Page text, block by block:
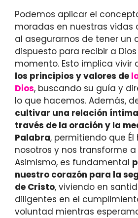
Podemos aplicar el
moradas en nuestras vidas
al asegurarnos de tener un
dispuesto para recibir a
momento. Esto implica vivir
los principios y valores de
Dios, buscando su guía y
lo que hacemos. Además,
cultivar una relación íntima
través de la oración y la
Palabra, permitiendo que Él
nosotros y nos transforme
Asimismo, es fundamental
nuestro corazón para la
de Cristo, viviendo en
diligentes en el
voluntad mientras